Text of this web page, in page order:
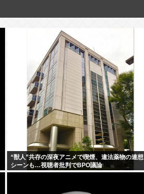
“獣人”共存の深夜アニメで喫煙、違法薬物の連想
シーンも…視聴者批判でBPO議論